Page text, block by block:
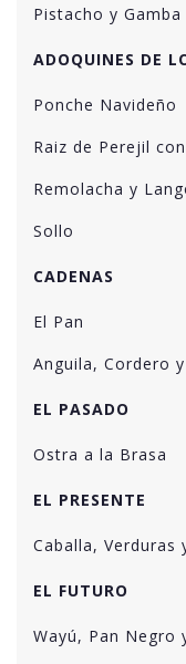
Pistacho y Gamba
ADOQUINES DE
Ponche Navideño
Raiz de Perejil
Remolacha y
Sollo
CADENAS
El Pan
Anguila, Cordero
EL PASADO
Ostra a la Brasa
EL PRESENTE
Caballa, Verduras
EL FUTURO
Wayú, Pan Negro